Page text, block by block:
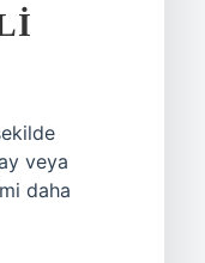
veya
daha